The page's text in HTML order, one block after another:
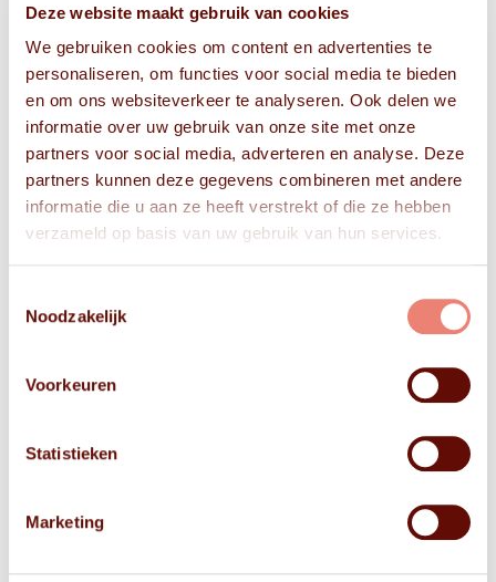
Deze website maakt gebruik van cookies
We gebruiken cookies om content en advertenties te
personaliseren, om functies voor social media te bieden
en om ons websiteverkeer te analyseren. Ook delen we
informatie over uw gebruik van onze site met onze
partners voor social media, adverteren en analyse. Deze
partners kunnen deze gegevens combineren met andere
informatie die u aan ze heeft verstrekt of die ze hebben
verzameld op basis van uw gebruik van hun services.
Noodzakelijk
Voorkeuren
Statistieken
Marketing